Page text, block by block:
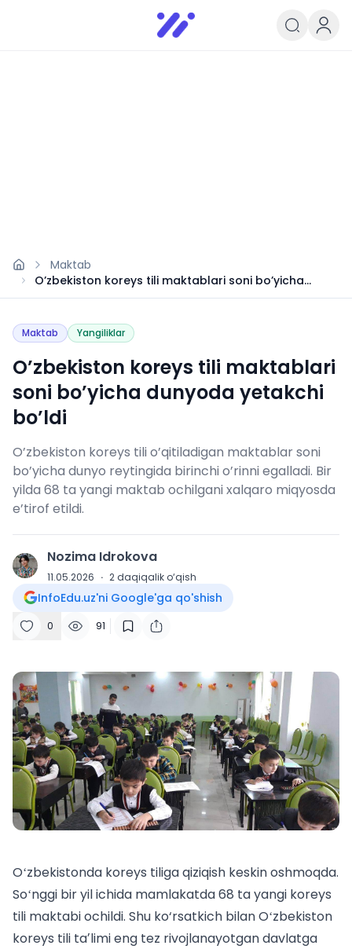
Infoedu
Ta&#039;lim xabarlari va
Maktab
O’zbekiston koreys tili maktablari soni bo’yicha
dunyoda yetakchi bo’ldi
Maktab Yangiliklar
O’zbekiston koreys tili maktablari
soni bo’yicha dunyoda yetakchi
bo’ldi
O’zbekiston koreys tili o’qitiladigan maktablar soni
bo’yicha dunyo reytingida birinchi o’rinni egalladi. Bir
yilda 68 ta yangi maktab ochilgani xalqaro miqyosda
e’tirof etildi.
N Nozima Idrokova
11.05.2026 · 2 daqiqalik o‘qish
InfoEdu.uz'ni Google'ga qo'shish
0 91
Oʻzbekistonda koreys tiliga qiziqish keskin oshmoqda.
Soʻnggi bir yil ichida mamlakatda 68 ta yangi koreys
tili maktabi ochildi. Shu ko‘rsatkich bilan Oʻzbekiston
koreys tili taʼlimi eng tez rivojlanayotgan davlatga